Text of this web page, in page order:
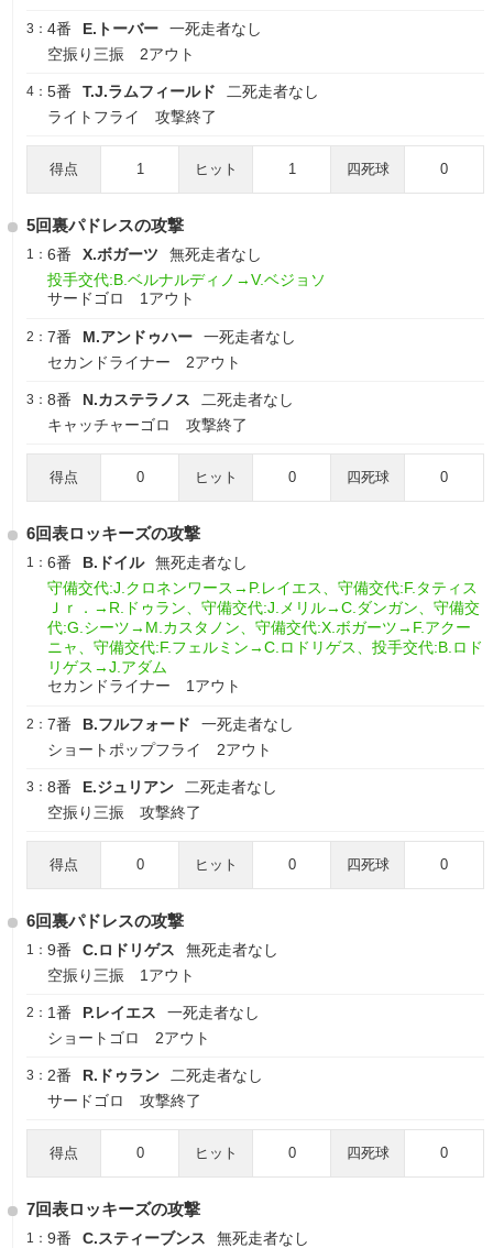
3： 4番 E.トーバー
一死走者なし
空振り三振 2アウト
4： 5番 T.J.ラムフィールド
二死走者なし
ライトフライ 攻撃終了
得点 1 ヒット 1 四死球 0
5回裏パドレスの攻撃
1： 6番 X.ボガーツ
無死走者なし
投手交代:B.ベルナルディノ→V.ベジョソ
サードゴロ 1アウト
2： 7番 M.アンドゥハー
一死走者なし
セカンドライナー 2アウト
3： 8番 N.カステラノス
二死走者なし
キャッチャーゴロ 攻撃終了
得点 0 ヒット 0 四死球 0
6回表ロッキーズの攻撃
1： 6番 B.ドイル
無死走者なし
守備交代:J.クロネンワース→P.レイエス、守備交代:F.タティス
Ｊｒ．→R.ドゥラン、守備交代:J.メリル→C.ダンガン、守備交
代:G.シーツ→M.カスタノン、守備交代:X.ボガーツ→F.アクー
ニャ、守備交代:F.フェルミン→C.ロドリゲス、投手交代:B.ロド
リゲス→J.アダム
セカンドライナー 1アウト
2： 7番 B.フルフォード
一死走者なし
ショートポップフライ 2アウト
3： 8番 E.ジュリアン
二死走者なし
空振り三振 攻撃終了
得点 0 ヒット 0 四死球 0
6回裏パドレスの攻撃
1： 9番 C.ロドリゲス
無死走者なし
空振り三振 1アウト
2： 1番 P.レイエス
一死走者なし
ショートゴロ 2アウト
3： 2番 R.ドゥラン
二死走者なし
サードゴロ 攻撃終了
得点 0 ヒット 0 四死球 0
7回表ロッキーズの攻撃
1： 9番 C.スティーブンス
無死走者なし